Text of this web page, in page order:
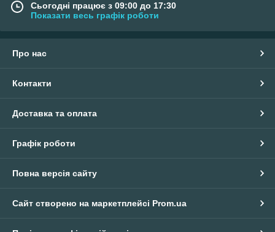
Сьогодні працює з 09:00 до 17:30
Показати весь графік роботи
Про нас
Контакти
Доставка та оплата
Графік роботи
Повна версія сайту
Сайт створено на маркетплейсі Prom.ua